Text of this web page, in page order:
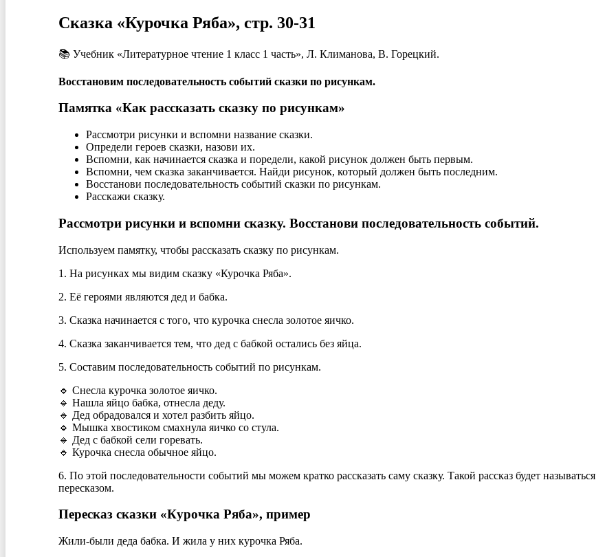
Сказка «Курочка Ряба», стр. 30-31
📚 Учебник «Литературное чтение 1 класс 1 часть», Л. Климанова, В. Горецкий.
Восстановим последовательность событий сказки по рисункам.
Памятка «Как рассказать сказку по рисункам»
Рассмотри рисунки и вспомни название сказки.
Определи героев сказки, назови их.
Вспомни, как начинается сказка и поредели, какой рисунок должен быть первым.
Вспомни, чем сказка заканчивается. Найди рисунок, который должен быть последним.
Восстанови последовательность событий сказки по рисункам.
Расскажи сказку.
Рассмотри рисунки и вспомни сказку. Восстанови последовательность событий.
Используем памятку, чтобы рассказать сказку по рисункам.
1. На рисунках мы видим сказку «Курочка Ряба».
2. Её героями являются дед и бабка.
3. Сказка начинается с того, что курочка снесла золотое яичко.
4. Сказка заканчивается тем, что дед с бабкой остались без яйца.
5. Составим последовательность событий по рисункам.
🔹 Снесла курочка золотое яичко.
🔹 Нашла яйцо бабка, отнесла деду.
🔹 Дед обрадовался и хотел разбить яйцо.
🔹 Мышка хвостиком смахнула яичко со стула.
🔹 Дед с бабкой сели горевать.
🔹 Курочка снесла обычное яйцо.
6. По этой последовательности событий мы можем кратко рассказать саму сказку. Такой рассказ будет называться
пересказом.
Пересказ сказки «Курочка Ряба», пример
Жили-были деда бабка. И жила у них курочка Ряба.